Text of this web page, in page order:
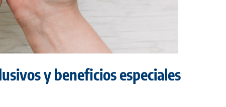
y beneficios especiales